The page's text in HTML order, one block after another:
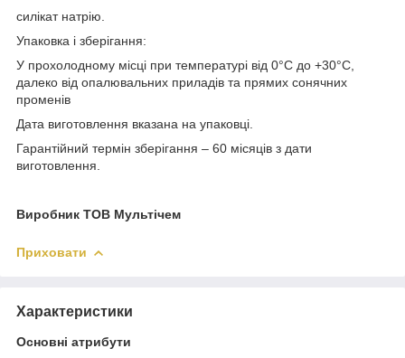
силікат натрію.
Упаковка і зберігання:
У прохолодному місці при температурі від 0°С до +30°С,
далеко від опалювальних приладів та прямих сонячних
променів
Дата виготовлення вказана на упаковці.
Гарантійний термін зберігання – 60 місяців з дати
виготовлення.
Виробник ТОВ Мультічем
Приховати
Характеристики
Основні атрибути